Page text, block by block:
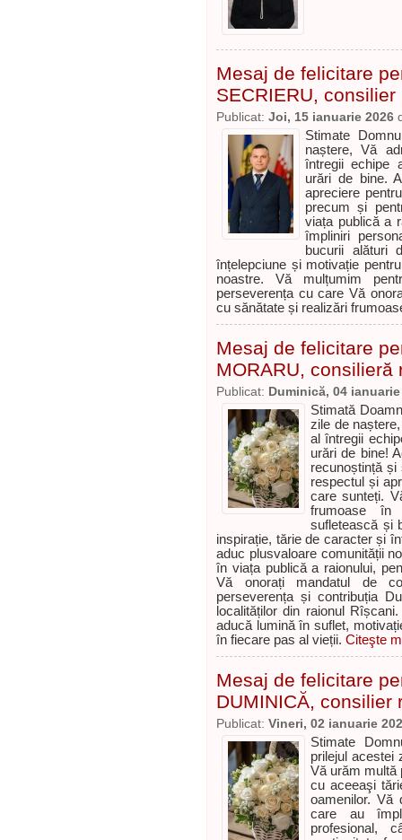
Mesaj de felicitare
SECRIERU, consilier
Publicat: Joi, 15 ianuarie 2026
Stimate
naștere, Vă
întregii echipe
urări de bine.
apreciere
precum și
viața publică a
împliniri
bucurii alături
înțelepciune și motivație
noastre. Vă mulțumim
perseverența cu care Vă
cu sănătate și realizări
Mesaj de felicitare
MORARU, consilieră
Publicat: Duminică, 04 ianuarie
Stimată
zile de
al întregii
urări de bine!
recunoștință
respectul și
care sunteți.
frumoase în
sufletească și
inspirație, tărie de caracter și
aduc plusvaloare comunității
în viața publică a raionului,
Vă onorați mandatul de
perseverența și contribuția
localităților din raionul
aducă lumină în suflet,
în fiecare pas al vieții. Citeşte
Mesaj de felicitare
DUMINICĂ, consilier
Publicat: Vineri, 02 ianuarie
Stimate
prilejul acestei
Vă urăm multă
cu aceeaşi
oamenilor. Vă
care au
profesional,